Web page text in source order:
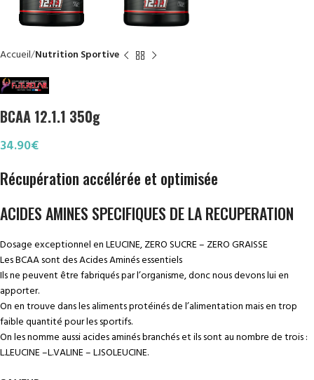
Accueil Nutrition Sportive
BCAA 12.1.1 350g
34.90€
Récupération accélérée et optimisée
ACIDES AMINES SPECIFIQUES DE LA RECUPERATION
Dosage exceptionnel en LEUCINE,ZERO SUCRE – ZERO GRAISSE
Les BCAA sont des Acides Aminés essentiels
Ils ne peuvent être fabriqués par l’organisme, donc nous devons lui en
apporter.
On en trouve dans les aliments protéinés de l’alimentation mais en trop
faible quantité pour les sportifs.
On les nomme aussi acides aminés branchés et ils sont au nombre de trois :
L.LEUCINE –L.VALINE – L.ISOLEUCINE.